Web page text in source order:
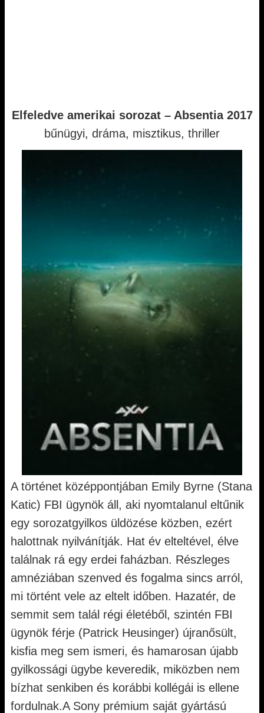
Elfeledve amerikai sorozat – Absentia 2017
bűnügyi, dráma, misztikus, thriller
A történet középpontjában Emily Byrne (Stana
Katic) FBI ügynök áll, aki nyomtalanul eltűnik
egy sorozatgyilkos üldözése közben, ezért
halottnak nyilvánítják. Hat év elteltével, élve
találnak rá egy erdei faházban. Részleges
amnéziában szenved és fogalma sincs arról,
mi történt vele az eltelt időben. Hazatér, de
semmit sem talál régi életéből, szintén FBI
ügynök férje (Patrick Heusinger) újranősült,
kisfia meg sem ismeri, és hamarosan újabb
gyilkossági ügybe keveredik, miközben nem
bízhat senkiben és korábbi kollégái is ellene
fordulnak.A Sony prémium saját gyártású